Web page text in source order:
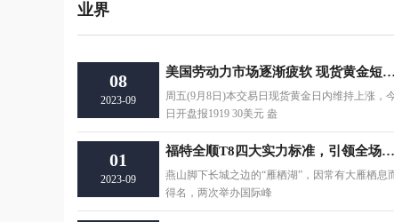
业界
08
2023-09
美国劳动力市场逐渐疲软 现货黄金短线走强
周五(9月8日)本交易日现货黄金日内维持上涨，
日开盘报1919 30美元 盎
01
2023-09
福特全顺T8四大实力标准，引领全场景智慧轻客新时代
燕山脚下长城之边的“雁栖湖”，因常有大雁栖息
得名，两次举办国际峰